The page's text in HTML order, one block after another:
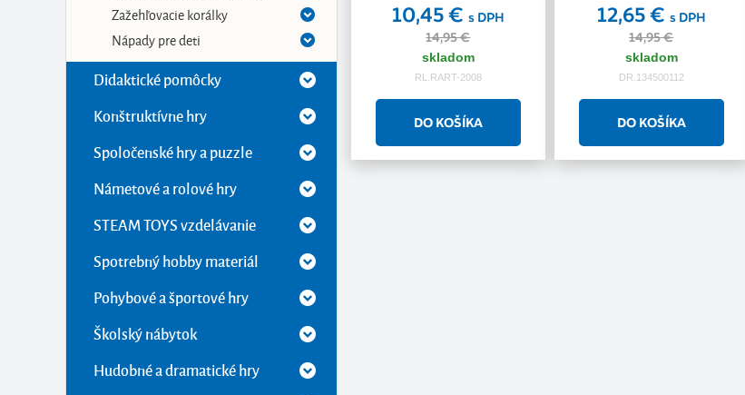
Zažehľovacie korálky
Nápady pre deti
Didaktické pomôcky
Konštruktívne hry
Spoločenské hry a puzzle
Námetové a rolové hry
STEAM TOYS vzdelávanie
Spotrebný hobby materiál
Pohybové a športové hry
Školský nábytok
Hudobné a dramatické hry
10,45 € s DPH
14,95 €
skladom
RL.RART-2008
12,65 € s DPH
14,95 €
skladom
DR.134500112